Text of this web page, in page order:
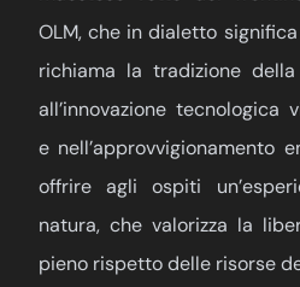
OLM, che in dialetto significa
richiama la tradizione
all’innovazione tecnologica
e nell’approvvigionamento
offrire agli ospiti
natura, che valorizza la
pieno rispetto delle risorse